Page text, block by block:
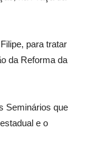
para tratar
da Reforma da
Seminários que
e o